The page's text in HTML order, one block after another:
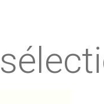
pouvez